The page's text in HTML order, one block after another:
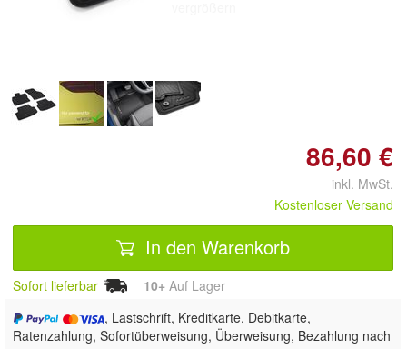
86,60 €
inkl. MwSt.
Kostenloser Versand
In den Warenkorb
Sofort lieferbar 10+ Auf Lager
, Lastschrift, Kreditkarte, Debitkarte,
Ratenzahlung, Sofortüberweisung, Überweisung, Bezahlung nach